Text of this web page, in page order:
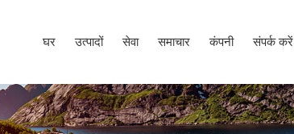
घर उत्पादों सेवा समाचार कंपनी संपर्क करें